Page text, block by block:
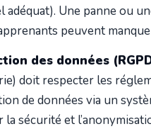
adéquat). Une panne ou
peuvent
des données
doit respecter les
de données via un
la sécurité et